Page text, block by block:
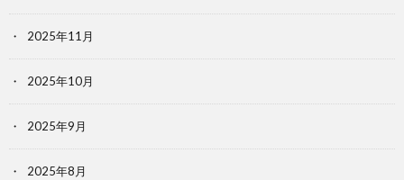
2025年11月
2025年10月
2025年9月
2025年8月